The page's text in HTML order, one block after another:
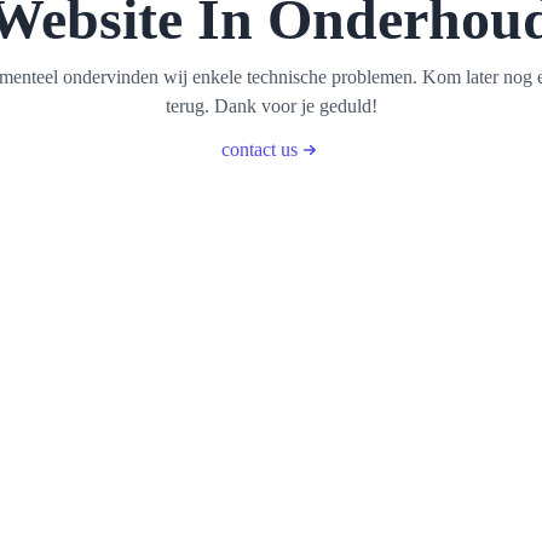
In
ondervinden wij enkele technische problemen. Kom later nog
terug. Dank voor je geduld!
contact us